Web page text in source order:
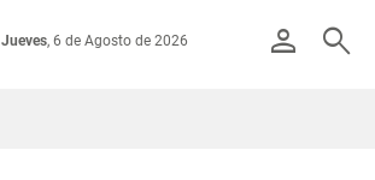
person search
Jueves, 6 de Agosto de 2026